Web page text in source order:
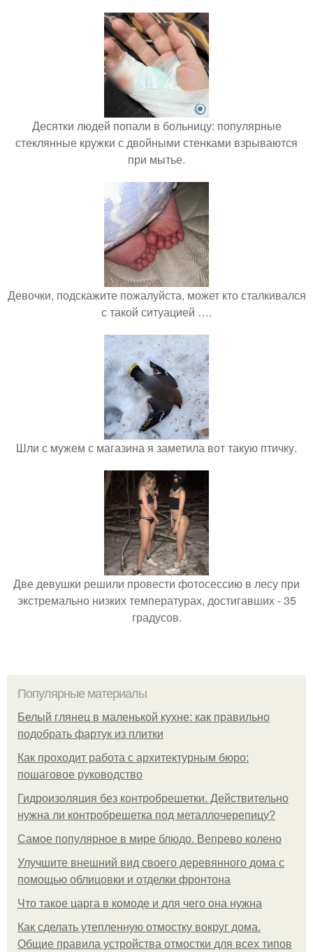
Десятки людей попали в больницу: популярные
стеклянные кружки с двойными стенками взрываются
при мытье.
Девочки, подскажите пожалуйста, может кто сталкивался
с такой ситуацией ….
Шли с мужем с магазина я заметила вот такую птичку.
Две девушки решили провести фотосессию в лесу при
экстремально низких температурах, достигавших - 35
градусов.
Популярные материалы
Белый глянец в маленькой кухне: как правильно
подобрать фартук из плитки
Как проходит работа с архитектурным бюро:
пошаговое руководство
Гидроизоляция без контробрешетки. Действительно
нужна ли контробрешетка под металлочерепицу?
Самое популярное в мире блюдо. Вепрево колено
Улучшите внешний вид своего деревянного дома с
помощью облицовки и отделки фронтона
Что такое царга в комоде и для чего она нужна
Как сделать утепленную отмостку вокруг дома.
Общие правила устройства отмостки для всех типов